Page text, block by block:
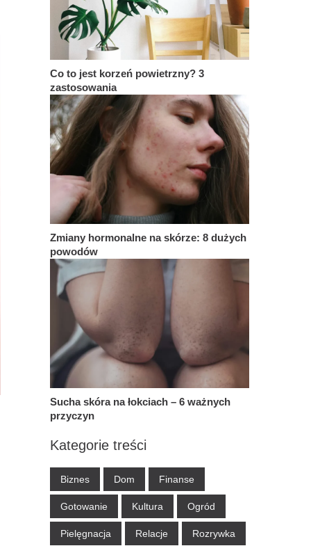
Co to jest korzeń powietrzny? 3
zastosowania
Zmiany hormonalne na skórze: 8 dużych
powodów
Sucha skóra na łokciach – 6 ważnych
przyczyn
Kategorie treści
Biznes Dom Finanse
Gotowanie Kultura Ogród
Pielęgnacja Relacje Rozrywka